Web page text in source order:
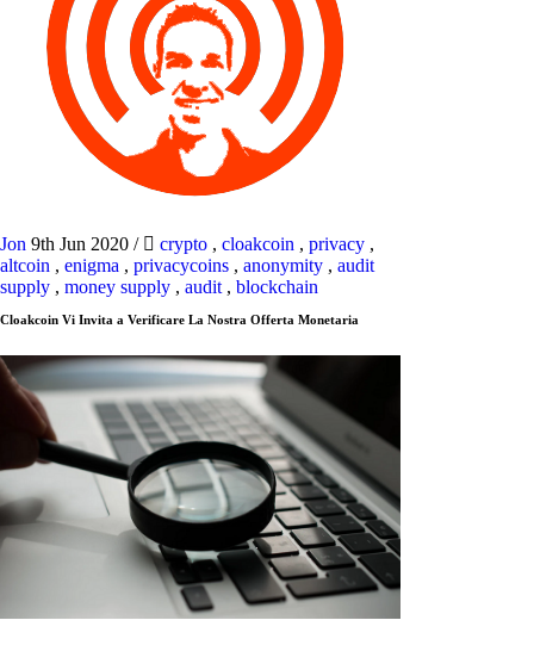
Jon 9th Jun 2020 / crypto , cloakcoin , privacy ,
altcoin , enigma , privacycoins , anonymity , audit
supply , money supply , audit , blockchain
Cloakcoin Vi Invita a Verificare La Nostra Offerta Monetaria